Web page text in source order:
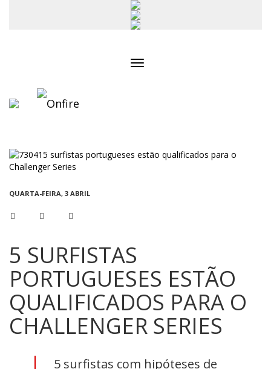
QUARTA-FEIRA, 3 ABRIL
5 SURFISTAS
PORTUGUESES ESTÃO
QUALIFICADOS PARA O
CHALLENGER SERIES
5 surfistas com hipóteses de